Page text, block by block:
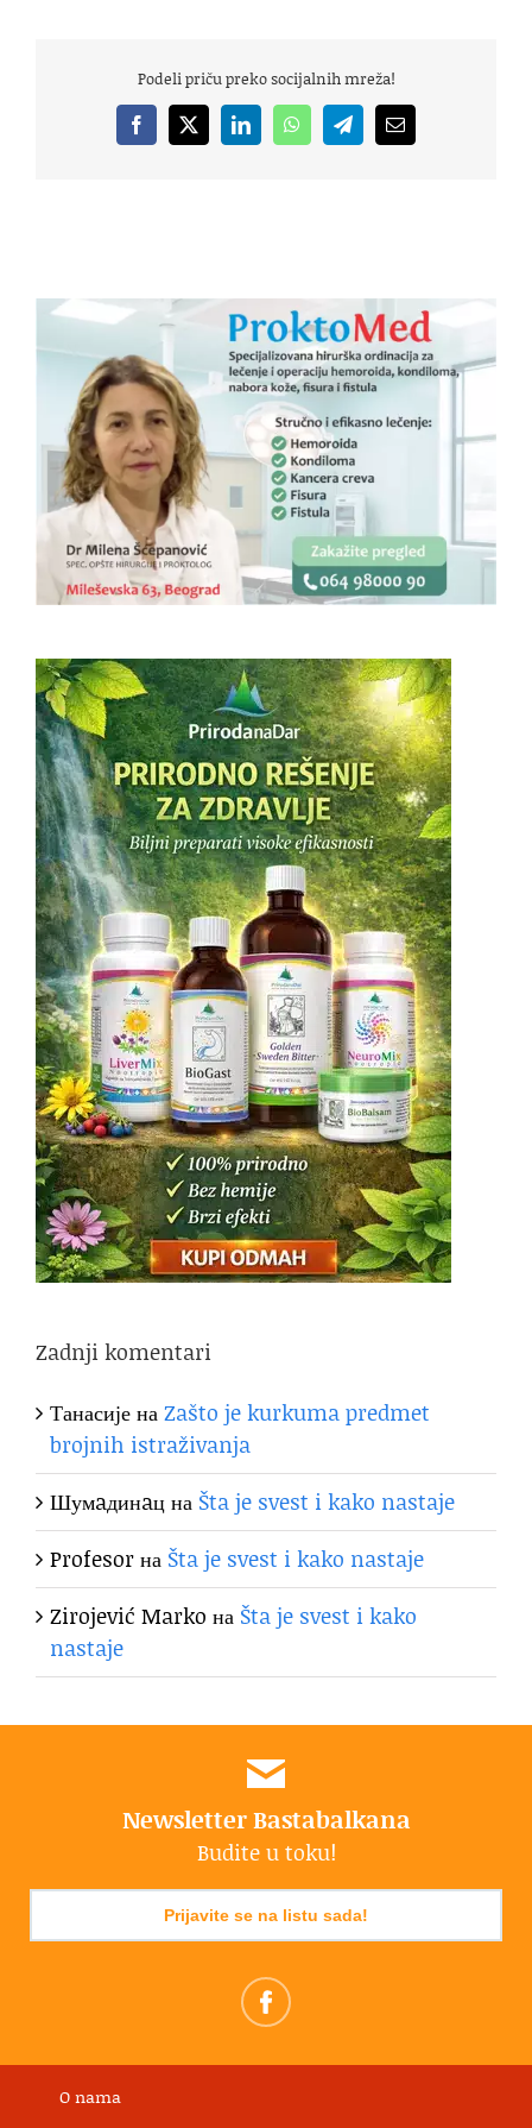
Podeli priču preko socijalnih mreža!
Facebook
X LinkedInWhatsAppTelegramEmail
Zadnji komentari
ТанасијенаZašto je kurkuma predmet
brojnih istraživanja
Шумaдинaцна Šta je svest i kako nastaje
Profesorна Šta je svest i kako nastaje
Zirojević Marko на Šta je svest i kako
nastaje
Newsletter Bastabalkana
Budite u toku!
Prijavite se na listu sada!
O nama